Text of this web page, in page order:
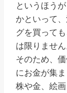
というほう
かといって
グを買って
は限りません
そのため、
にお金が集
株や金、絵